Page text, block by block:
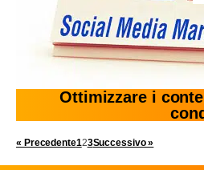
Ottimizzare i
« Precedente123Successivo »